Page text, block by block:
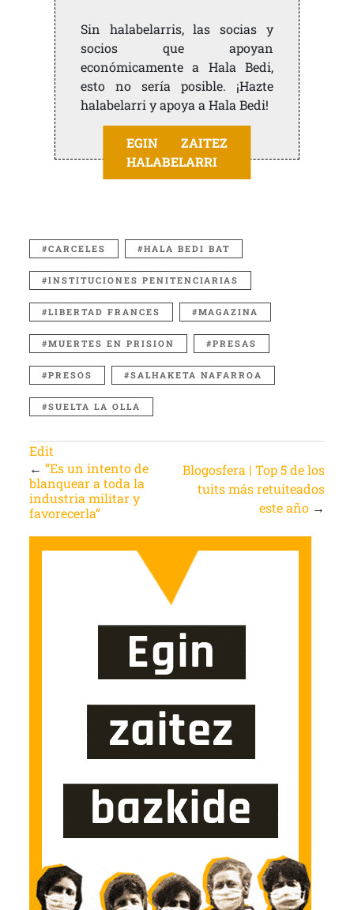
Sin halabelarris, las socias y
socios que apoyan
económicamente a Hala Bedi,
esto no sería posible. ¡Hazte
halabelarri y apoya a Hala Bedi!
EGIN ZAITEZ
HALABELARRI
CARCELES HALA BEDI BAT
INSTITUCIONES PENITENCIARIAS
LIBERTAD FRANCES MAGAZINA
MUERTES EN PRISION PRESAS
PRESOS SALHAKETA NAFARROA
SUELTA LA OLLA
Edit
← “Es un intento de
blanquear a toda la
industria militar y
favorecerla”
Blogosfera | Top 5 de los
tuits más retuiteados
este año →